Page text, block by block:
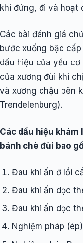
khi đứng, đi và hoạt
Các bài đánh giá
bước xuống bậc
dấu hiệu của yếu
của xương đùi khi
và xương chậu bên
Trendelenburg).
Các dấu hiệu khám
bánh chè đùi bao
Đau khi ấn ở lồi
Đau khi ấn dọc
Đau khi ấn dọc
Nghiệm pháp